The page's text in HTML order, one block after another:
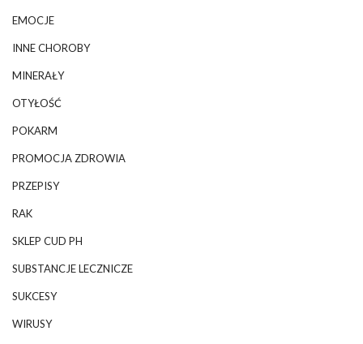
EMOCJE
INNE CHOROBY
MINERAŁY
OTYŁOŚĆ
POKARM
PROMOCJA ZDROWIA
PRZEPISY
RAK
SKLEP CUD PH
SUBSTANCJE LECZNICZE
SUKCESY
WIRUSY